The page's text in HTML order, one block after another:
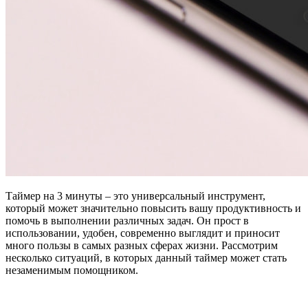
Громкость:
Таймер на 3 минуты – это универсальный инструмент,
который может значительно повысить вашу продуктивность и
помочь в выполнении различных задач. Он прост в
использовании, удобен, современно выглядит и приносит
много пользы в самых разных сферах жизни. Рассмотрим
несколько ситуаций, в которых данный таймер может стать
незаменимым помощником.